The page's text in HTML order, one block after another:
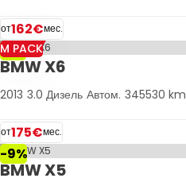
от162€мес.
-7%
M PACK
BMW X6
2013 3.0 Дизель Автом. 345530 km
от175€мес.
-9%
BMW X5